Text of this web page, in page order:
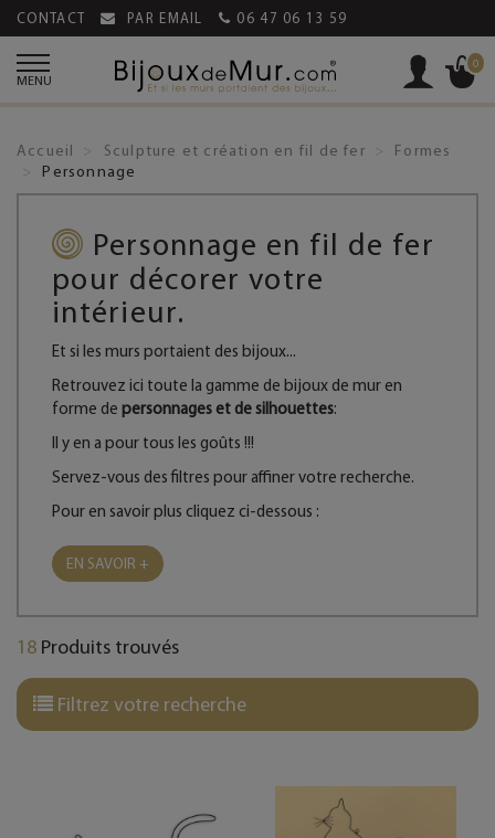
CONTACT PAR EMAIL 06 47 06 13 59
MENU
0
Accueil Sculpture et création en fil de fer
Formes
Personnage
Personnage en fil de fer
pour décorer votre
intérieur.
Et si les murs portaient des bijoux...
Retrouvez ici toute la gamme de bijoux de mur en
forme de personnages et de silhouettes:
Il y en a pour tous les goûts !!!
Servez-vous des filtres pour affiner votre recherche.
Pour en savoir plus cliquez ci-dessous :
EN SAVOIR +
18 Produits trouvés
Filtrez votre recherche